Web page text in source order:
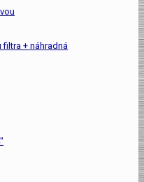
+ náhradná